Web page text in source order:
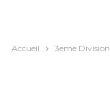
Accueil 3eme Division